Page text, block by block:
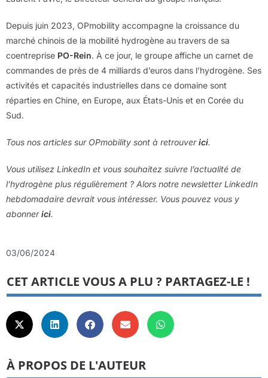
Depuis juin 2023, OPmobility accompagne la croissance du
marché chinois de la mobilité hydrogène au travers de sa
coentreprise PO-Rein. À ce jour, le groupe affiche un carnet de
commandes de près de 4 milliards d’euros dans l’hydrogène. Ses
activités et capacités industrielles dans ce domaine sont
réparties en Chine, en Europe, aux États-Unis et en Corée du
Sud.
Tous nos articles sur OPmobility sont à retrouverici.
Vous utilisez LinkedIn et vous souhaitez suivre l’actualité de
l’hydrogène plus régulièrement ? Alors notre newsletter LinkedIn
hebdomadaire devrait vous intéresser. Vous pouvez vous y
abonnerici.
03/06/2024
CET ARTICLE VOUS A PLU ? PARTAGEZ-LE !
À PROPOS DE L'AUTEUR